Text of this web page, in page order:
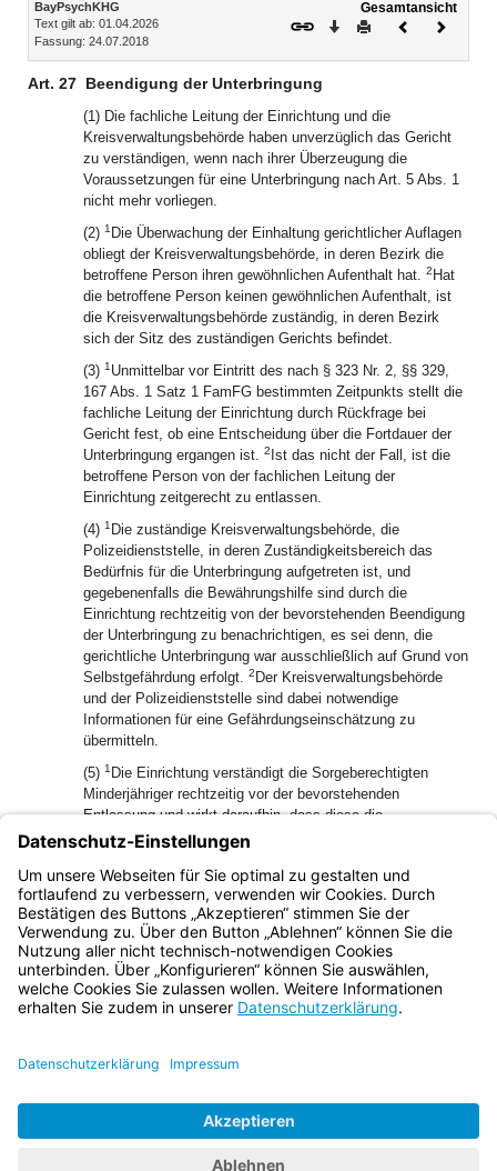
BayPsychKHG
Text gilt ab: 01.04.2026
Fassung: 24.07.2018
Gesamtansicht
Download
DruckenVorheriges
Art. 27 Beendigung der Unterbringung
(1) Die fachliche Leitung der Einrichtung und die
Kreisverwaltungsbehörde haben unverzüglich das Gericht
zu verständigen, wenn nach ihrer Überzeugung die
Voraussetzungen für eine Unterbringung nach Art. 5 Abs. 1
nicht mehr vorliegen.
(2) 1 Die Überwachung der Einhaltung gerichtlicher Auflagen
obliegt der Kreisverwaltungsbehörde, in deren Bezirk die
betroffene Person ihren gewöhnlichen Aufenthalt hat. 2 Hat
die betroffene Person keinen gewöhnlichen Aufenthalt, ist
die Kreisverwaltungsbehörde zuständig, in deren Bezirk
sich der Sitz des zuständigen Gerichts befindet.
(3) 1Unmittelbar vor Eintritt des nach § 323 Nr. 2, §§ 329,
167 Abs. 1 Satz 1 FamFG bestimmten Zeitpunkts stellt die
fachliche Leitung der Einrichtung durch Rückfrage bei
Gericht fest, ob eine Entscheidung über die Fortdauer der
Unterbringung ergangen ist. 2 Ist das nicht der Fall, ist die
betroffene Person von der fachlichen Leitung der
Einrichtung zeitgerecht zu entlassen.
(4) 1 Die zuständige Kreisverwaltungsbehörde, die
Polizeidienststelle, in deren Zuständigkeitsbereich das
Bedürfnis für die Unterbringung aufgetreten ist, und
gegebenenfalls die Bewährungshilfe sind durch die
Einrichtung rechtzeitig von der bevorstehenden Beendigung
der Unterbringung zu benachrichtigen, es sei denn, die
gerichtliche Unterbringung war ausschließlich auf Grund von
Selbstgefährdung erfolgt. 2 Der Kreisverwaltungsbehörde
und der Polizeidienststelle sind dabei notwendige
Informationen für eine Gefährdungseinschätzung zu
übermitteln.
(5) 1 Die Einrichtung verständigt die Sorgeberechtigten
Minderjähriger rechtzeitig vor der bevorstehenden
Entlassung und wirkt daraufhin, dass diese die
untergebrachte minderjährige Person in Obhut nehmen
Sind die Sorgeberechtigten nicht zu erreichen oder
verhindert, benachrichtigt die Einrichtung umgehend das
zuständige Jugendamt.
Bayern.de
BayernPortal
Impressum